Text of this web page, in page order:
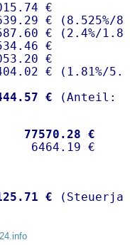
€
€ (8.525%/
€ (2.4%/
€
€
€ ( 1.81%/
€
77570.28 €
€